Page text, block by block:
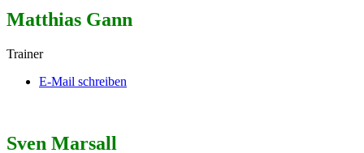
Matthias Gann
Trainer
E-Mail schreiben
Sven Marsall